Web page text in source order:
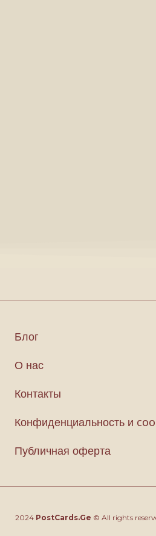
Блог
О нас
Контакты
Конфиденциальность и
Публичная оферта
2024 PostCards.Ge © All rights